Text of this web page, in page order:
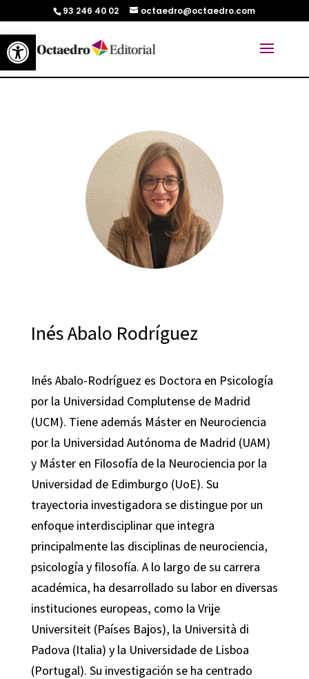
Abrir barra de herramientas
93 246 40 02 octaedro@octaedro.com
Inés Abalo Rodríguez
Inés Abalo-Rodríguez es Doctora en Psicología
por la Universidad Complutense de Madrid
(UCM). Tiene además Máster en Neurociencia
por la Universidad Autónoma de Madrid (UAM)
y Máster en Filosofía de la Neurociencia por la
Universidad de Edimburgo (UoE). Su
trayectoria investigadora se distingue por un
enfoque interdisciplinar que integra
principalmente las disciplinas de neurociencia,
psicología y filosofía. A lo largo de su carrera
académica, ha desarrollado su labor en diversas
instituciones europeas, como la Vrije
Universiteit (Países Bajos), la Università di
Padova (Italia) y la Universidade de Lisboa
(Portugal). Su investigación se ha centrado